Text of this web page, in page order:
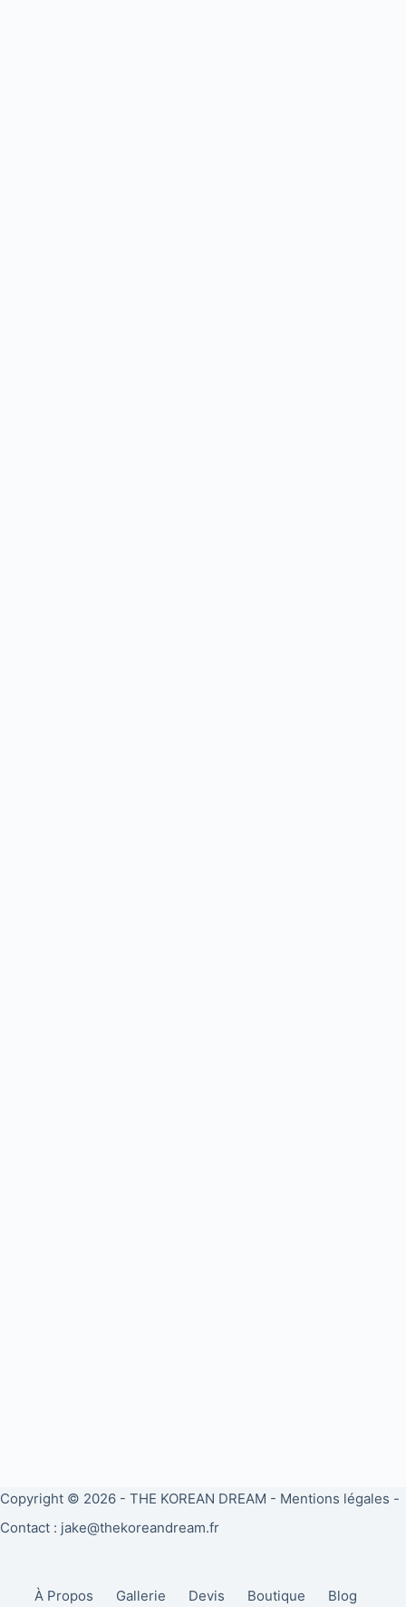
Copyright © 2026 - THE KOREAN DREAM - Mentions légales -
Contact : jake@thekoreandream.fr
À Propos Gallerie Devis Boutique Blog